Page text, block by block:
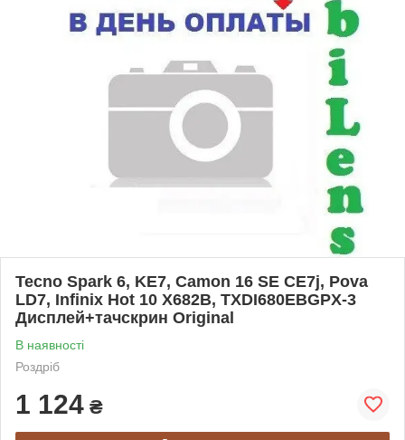
Tecno Spark 6, KE7, Camon 16 SE CE7j, Pova
LD7, Infinix Hot 10 X682B, TXDI680EBGPX-3
Дисплей+тачскрин Original
В наявності
Роздріб
1 124 ₴